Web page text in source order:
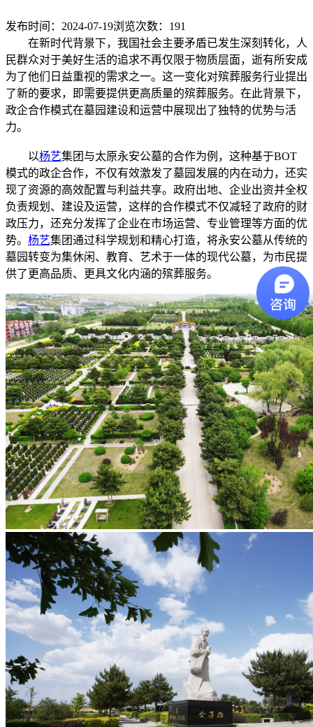
发布时间：2024-07-19浏览次数： 191
在新时代背景下，我国社会主要矛盾已发生深刻转化，人
民群众对于美好生活的追求不再仅限于物质层面，逝有所安成
为了他们日益重视的需求之一。这一变化对殡葬服务行业提出
了新的要求，即需要提供更高质量的殡葬服务。在此背景下，
政企合作模式在墓园建设和运营中展现出了独特的优势与活
力。
以杨艺集团与太原永安公墓的合作为例，这种基于BOT
模式的政企合作，不仅有效激发了墓园发展的内在动力，还实
现了资源的高效配置与利益共享。政府出地、企业出资并全权
负责规划、建设及运营，这样的合作模式不仅减轻了政府的财
政压力，还充分发挥了企业在市场运营、专业管理等方面的优
势。 杨艺集团通过科学规划和精心打造，将永安公墓从传统的
墓园转变为集休闲、教育、艺术于一体的现代公墓，为市民提
供了更高品质、更具文化内涵的殡葬服务。